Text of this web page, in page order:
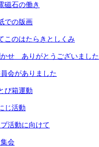
石の働き
での版画
のはたらきとしくみ
せ ありがとうございました
会がありました
び箱運動
じ活動
活動に向けて
会